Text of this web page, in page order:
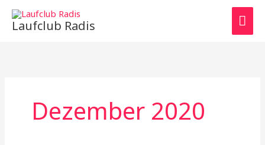
Zum
InhaltLaufclub Radis
Dezember 2020